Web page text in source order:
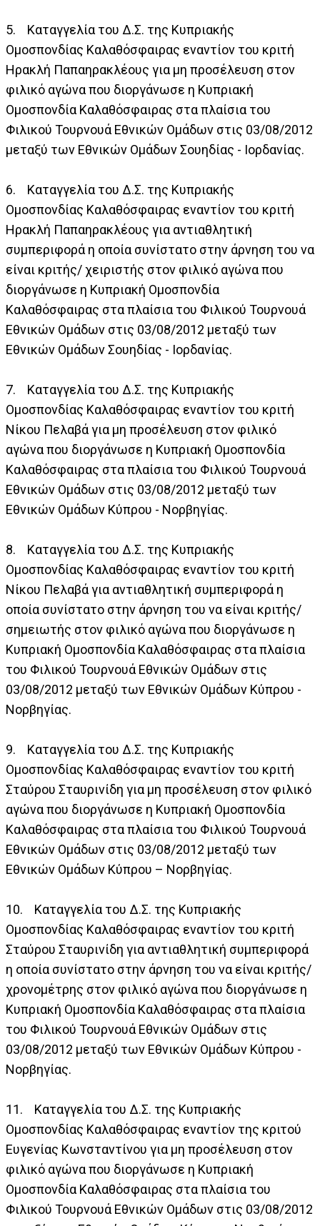
5. Καταγγελία του Δ.Σ. της Κυπριακής
Ομοσπονδίας Καλαθόσφαιρας εναντίον του κριτή
Ηρακλή Παπαηρακλέους για μη προσέλευση στον
φιλικό αγώνα που διοργάνωσε η Κυπριακή
Ομοσπονδία Καλαθόσφαιρας στα πλαίσια του
Φιλικού Τουρνουά Εθνικών Ομάδων στις 03/08/2012
μεταξύ των Εθνικών Ομάδων Σουηδίας - Ιορδανίας.
6. Καταγγελία του Δ.Σ. της Κυπριακής
Ομοσπονδίας Καλαθόσφαιρας εναντίον του κριτή
Ηρακλή Παπαηρακλέους για αντιαθλητική
συμπεριφορά η οποία συνίστατο στην άρνηση του να
είναι κριτής/ χειριστής στον φιλικό αγώνα που
διοργάνωσε η Κυπριακή Ομοσπονδία
Καλαθόσφαιρας στα πλαίσια του Φιλικού Τουρνουά
Εθνικών Ομάδων στις 03/08/2012 μεταξύ των
Εθνικών Ομάδων Σουηδίας - Ιορδανίας.
7. Καταγγελία του Δ.Σ. της Κυπριακής
Ομοσπονδίας Καλαθόσφαιρας εναντίον του κριτή
Νίκου Πελαβά για μη προσέλευση στον φιλικό
αγώνα που διοργάνωσε η Κυπριακή Ομοσπονδία
Καλαθόσφαιρας στα πλαίσια του Φιλικού Τουρνουά
Εθνικών Ομάδων στις 03/08/2012 μεταξύ των
Εθνικών Ομάδων Κύπρου - Νορβηγίας.
8. Καταγγελία του Δ.Σ. της Κυπριακής
Ομοσπονδίας Καλαθόσφαιρας εναντίον του κριτή
Νίκου Πελαβά για αντιαθλητική συμπεριφορά η
οποία συνίστατο στην άρνηση του να είναι κριτής/
σημειωτής στον φιλικό αγώνα που διοργάνωσε η
Κυπριακή Ομοσπονδία Καλαθόσφαιρας στα πλαίσια
του Φιλικού Τουρνουά Εθνικών Ομάδων στις
03/08/2012 μεταξύ των Εθνικών Ομάδων Κύπρου -
Νορβηγίας.
9. Καταγγελία του Δ.Σ. της Κυπριακής
Ομοσπονδίας Καλαθόσφαιρας εναντίον του κριτή
Σταύρου Σταυρινίδη για μη προσέλευση στον φιλικό
αγώνα που διοργάνωσε η Κυπριακή Ομοσπονδία
Καλαθόσφαιρας στα πλαίσια του Φιλικού Τουρνουά
Εθνικών Ομάδων στις 03/08/2012 μεταξύ των
Εθνικών Ομάδων Κύπρου – Νορβηγίας.
10. Καταγγελία του Δ.Σ. της Κυπριακής
Ομοσπονδίας Καλαθόσφαιρας εναντίον του κριτή
Σταύρου Σταυρινίδη για αντιαθλητική συμπεριφορά
η οποία συνίστατο στην άρνηση του να είναι κριτής/
χρονομέτρης στον φιλικό αγώνα που διοργάνωσε η
Κυπριακή Ομοσπονδία Καλαθόσφαιρας στα πλαίσια
του Φιλικού Τουρνουά Εθνικών Ομάδων στις
03/08/2012 μεταξύ των Εθνικών Ομάδων Κύπρου -
Νορβηγίας.
11. Καταγγελία του Δ.Σ. της Κυπριακής
Ομοσπονδίας Καλαθόσφαιρας εναντίον της κριτού
Ευγενίας Κωνσταντίνου για μη προσέλευση στον
φιλικό αγώνα που διοργάνωσε η Κυπριακή
Ομοσπονδία Καλαθόσφαιρας στα πλαίσια του
Φιλικού Τουρνουά Εθνικών Ομάδων στις 03/08/2012